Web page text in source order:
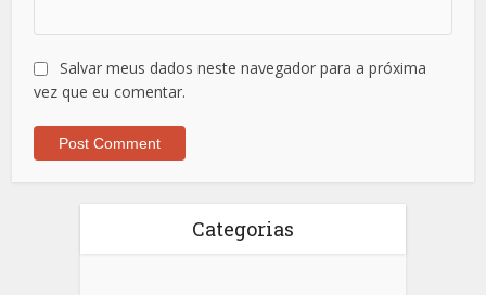
Salvar meus dados neste navegador para a próxima
vez que eu comentar.
Categorias